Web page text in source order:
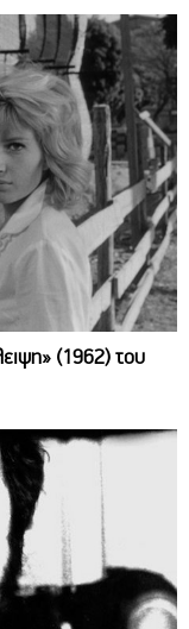
(1962) του